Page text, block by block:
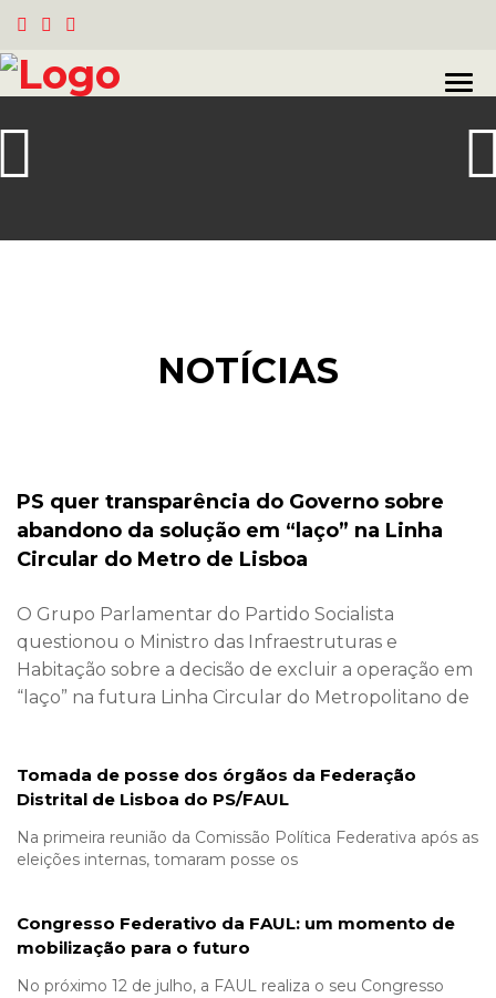
NOTÍCIAS
PS quer transparência do Governo sobre
abandono da solução em “laço” na Linha
Circular do Metro de Lisboa
O Grupo Parlamentar do Partido Socialista
questionou o Ministro das Infraestruturas e
Habitação sobre a decisão de excluir a operação em
“laço” na futura Linha Circular do Metropolitano de
Tomada de posse dos órgãos da Federação
Distrital de Lisboa do PS/FAUL
Na primeira reunião da Comissão Política Federativa após as
eleições internas, tomaram posse os
Congresso Federativo da FAUL: um momento de
mobilização para o futuro
No próximo 12 de julho, a FAUL realiza o seu Congresso